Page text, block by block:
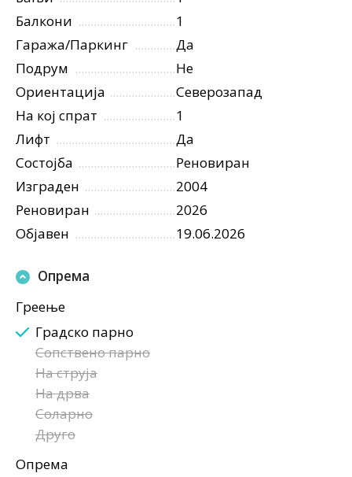
Балкони
1
Гаража/Паркинг
Да
Подрум
Не
Ориентација
Северозапад
На кој спрат
1
Лифт
Да
Состојба
Реновиран
Изграден
2004
Реновиран
2026
Објавен
19.06.2026
Опрема
Греење
Градско парно
Сопствено парно
На струја
На дрва
Соларно
Друго
Опрема